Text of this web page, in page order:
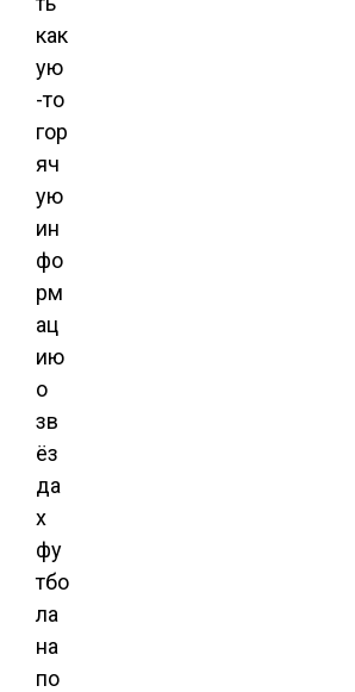
как
ую
-то
гор
яч
ую
ин
фо
рм
ац
ию
о
зв
ёз
да
х
фу
тбо
ла
на
по